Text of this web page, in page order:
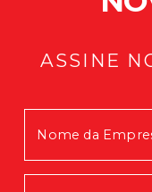
ASSINE
Mensagem
Em breve
novidades.